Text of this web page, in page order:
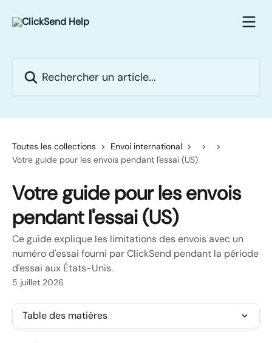
Toutes les collections
Envoi international
Votre guide pour les envois pendant l'essai (US)
Votre guide pour les envois
pendant l'essai (US)
Ce guide explique les limitations des envois avec un
numéro d'essai fourni par ClickSend pendant la période
d'essai aux États-Unis.
5 juillet 2026
Table des matières